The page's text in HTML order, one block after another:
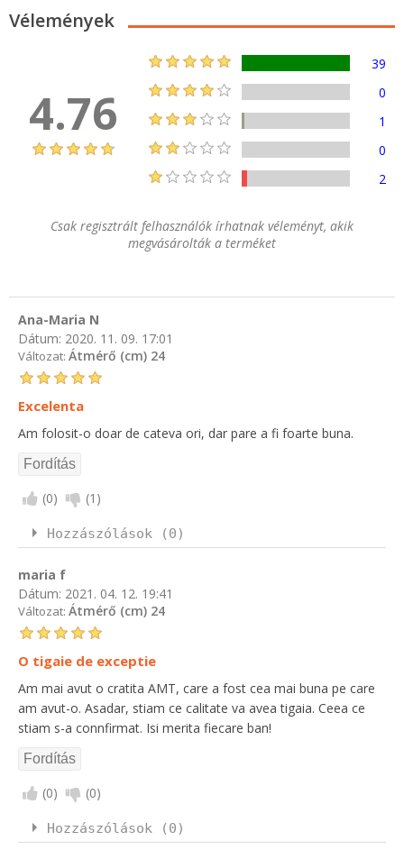
Vélemények
4.76
39
0
1
0
2
Csak regisztrált felhasználók írhatnak véleményt, akik
megvásárolták a terméket
Ana-Maria N
Dátum: 2020. 11. 09. 17:01
Változat: Átmérő (cm) 24
Excelenta
Am folosit-o doar de cateva ori, dar pare a fi foarte buna.
(0) (1 )
Hozzászólások (0)
maria f
Dátum: 2021. 04. 12. 19:41
Változat: Átmérő (cm) 24
O tigaie de exceptie
Am mai avut o cratita AMT, care a fost cea mai buna pe care
am avut-o. Asadar, stiam ce calitate va avea tigaia. Ceea ce
stiam s-a connfirmat. Isi merita fiecare ban!
(0) (0)
Hozzászólások (0)